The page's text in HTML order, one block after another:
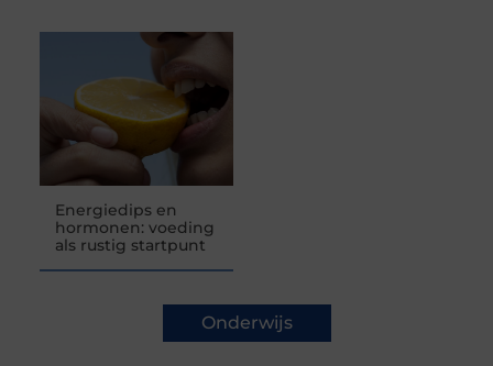
Energiedips en
hormonen: voeding
als rustig startpunt
Onderwijs